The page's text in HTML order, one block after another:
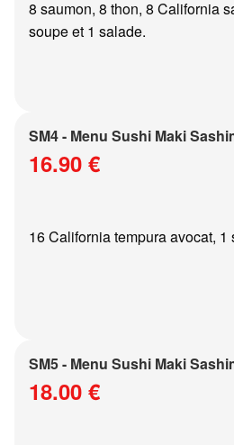
8 saumon, 8 thon, 8 California
soupe et 1 salade.
SM4 - Menu Sushi Maki
16.90 €
16 California tempura avocat, 1
SM5 - Menu Sushi Maki
18.00 €